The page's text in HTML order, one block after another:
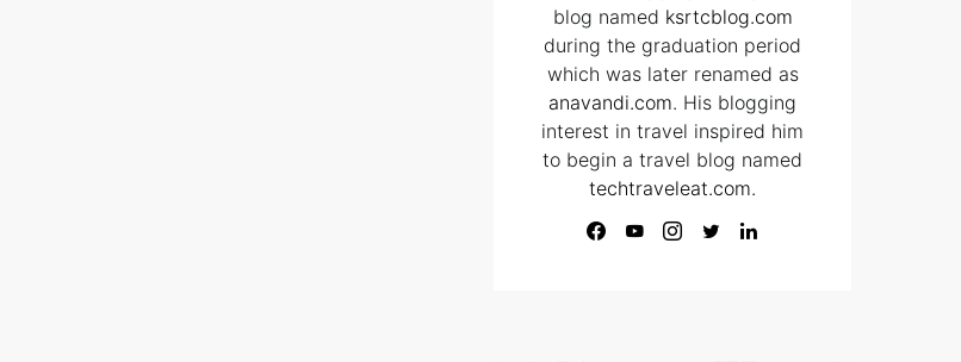
blog named ksrtcblog.com
during the graduation period
which was later renamed as
anavandi.com. His blogging
interest in travel inspired him
to begin a travel blog named
techtraveleat.com.